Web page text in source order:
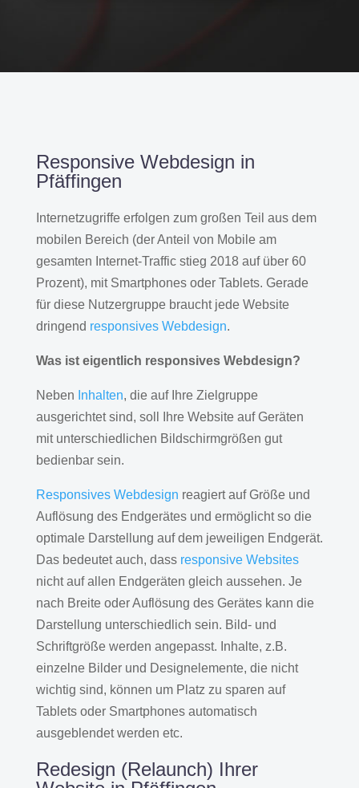
Responsive Webdesign in
Pfäffingen
Internetzugriffe erfolgen zum großen Teil aus dem
mobilen Bereich (der Anteil von Mobile am
gesamten Internet-Traffic stieg 2018 auf über 60
Prozent), mit Smartphones oder Tablets. Gerade
für diese Nutzergruppe braucht jede Website
dringend responsives Webdesign.
Was ist eigentlich responsives Webdesign?
Neben Inhalten, die auf Ihre Zielgruppe
ausgerichtet sind, soll Ihre Website auf Geräten
mit unterschiedlichen Bildschirmgrößen gut
bedienbar sein.
Responsives Webdesign reagiert auf Größe und
Auflösung des Endgerätes und ermöglicht so die
optimale Darstellung auf dem jeweiligen Endgerät.
Das bedeutet auch, dass responsive Websites
nicht auf allen Endgeräten gleich aussehen. Je
nach Breite oder Auflösung des Gerätes kann die
Darstellung unterschiedlich sein. Bild- und
Schriftgröße werden angepasst. Inhalte, z.B.
einzelne Bilder und Designelemente, die nicht
wichtig sind, können um Platz zu sparen auf
Tablets oder Smartphones automatisch
ausgeblendet werden etc.
Redesign (Relaunch) Ihrer